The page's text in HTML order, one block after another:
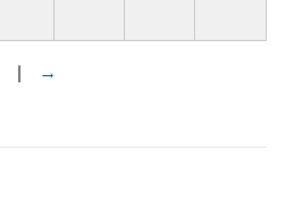
| →